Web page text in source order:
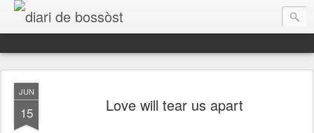
diari de bossòst
JUN
15 Love will tear us apart